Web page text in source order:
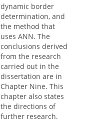
dynamic border
determination, and
the method that
uses ANN. The
conclusions derived
from the research
carried out in the
dissertation are in
Chapter Nine. This
chapter also states
the directions of
further research.